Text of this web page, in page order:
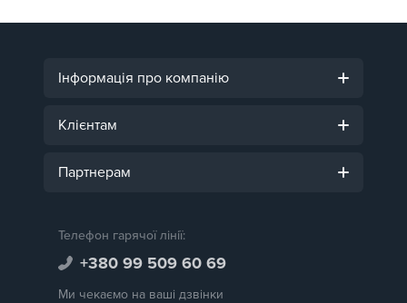
Інформація про компанію
Клієнтам
Партнерам
Телефон гарячої лінії:
+380 99 509 60 69
Ми чекаємо на ваші дзвінки